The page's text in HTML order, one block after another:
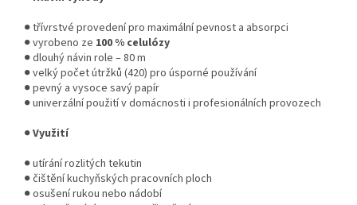
● třívrstvé provedení pro maximální pevnost a absorpci
● vyrobeno ze 100 % celulózy
● dlouhý návin role – 80 m
● velký počet útržků (420) pro úsporné používání
● pevný a vysoce savý papír
● univerzální použití v domácnosti i profesionálních provozech
●Využití
● utírání rozlitých tekutin
● čištění kuchyňských pracovních ploch
● osušení rukou nebo nádobí